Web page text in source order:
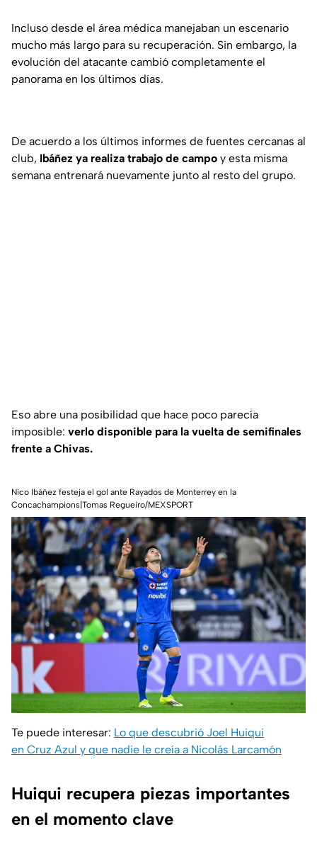
Incluso desde el área médica manejaban un escenario
mucho más largo para su recuperación. Sin embargo, la
evolución del atacante cambió completamente el
panorama en los últimos días.
De acuerdo a los últimos informes de fuentes cercanas al
club, Ibáñez ya realiza trabajo de campo y esta misma
semana entrenará nuevamente junto al resto del grupo.
Eso abre una posibilidad que hace poco parecía
imposible: verlo disponible para la vuelta de semifinales
frente a Chivas.
Nico Ibáñez festeja el gol ante Rayados de Monterrey en la
Concachampions|Tomas Regueiro/MEXSPORT
Te puede interesar: Lo que descubrió Joel Huiqui
en Cruz Azul y que nadie le creía a Nicolás Larcamón
Huiqui recupera piezas importantes
en el momento clave